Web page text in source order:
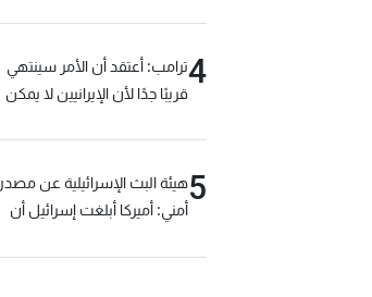
4ترامب: أعتقد أن الأمر سينتهي
قريبًا جدًا لأن الإيرانيين لا يمكن
5هيئة البث الإسرائيلية عن مصدر
أمني: أميركا أبلغت إسرائيل أن